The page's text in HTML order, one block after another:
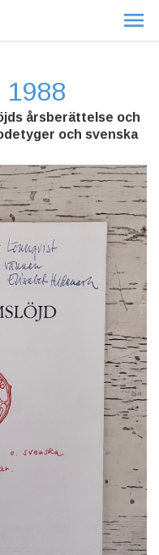
1988
årsberättelse och
och svenska